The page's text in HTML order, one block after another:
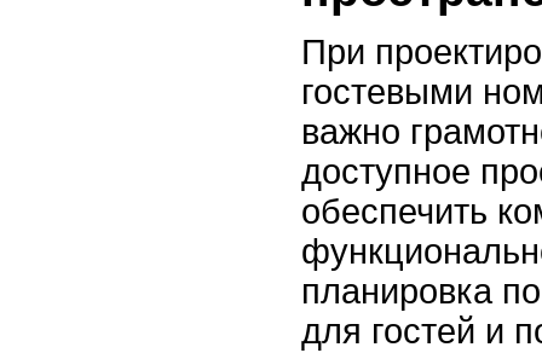
При
гостевыми
важно
доступное
обеспечить
планировка
для гостей и